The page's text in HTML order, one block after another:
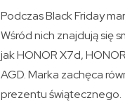
Podczas Black Friday
Wśród nich znajdują się
jak HONOR X7d,
AGD. Marka zachęca
prezentu świątecznego.